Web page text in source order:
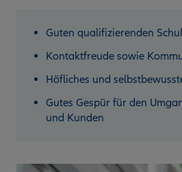
Guten qualifizierenden
Kontaktfreude sowie
Höfliches und
Gutes Gespür für den
und Kunden